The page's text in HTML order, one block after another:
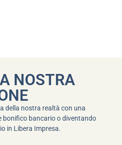
NOSTRA
della nostra realtà con una
bonifico bancario o diventando
in Libera Impresa.